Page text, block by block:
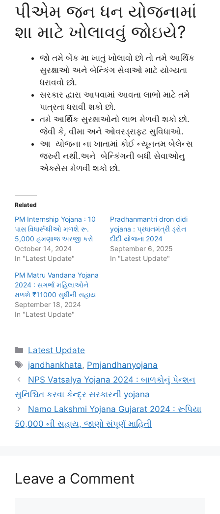
પીએમ જન ધન યોજનામાં
શા માટે ખોલાવવું જોઇયે?
જો તમે બેંક મા ખાતું ખોલાવો છો તો તમે આર્થિક
સુરક્ષાઓ અને બેન્કિંગ સેવાઓ માટે યોગ્યતા
ધરાવવો છો.
સરકાર દ્વારા આપવામાં આવતા લાભો માટે તમે
પાત્રતા ધરાવી શકો છો.
તમે આર્થિક સુરક્ષાઓનો લાભ મેળવી શકો છો.
જેવી કે, વીમા અને ઓવરડ્રાફ્ટ સુવિધાઓ.
આ યોજના ના ખાતામાં કોઈ ન્યૂનતમ બેલેન્સ
જરુરી નથી.અને બેન્કિંગની બધી સેવાઓનુ
એક્સેસ મેળવી શકો છો.
Related
PM Internship Yojana : 10
પાસ વિધાર્રૂથીઓ મળશે રૂ.
5,000 હમણાજ અરજી કરો
October 14, 2024
In "Latest Update"
Pradhanmantri dron didi
yojana : પ્રધાનમંત્રી ડ્રોન
દીદી યોજના 2024
September 6, 2025
In "Latest Update"
PM Matru Vandana Yojana
2024 : સગર્ભા મહિલાઓને
મળશે ₹11000 સુધીની સહાય
September 18, 2024
In "Latest Update"
Categories
Latest Update
Tags
jandhankhata, Pmjandhanyojana
NPS Vatsalya Yojana 2024 : બાળકોનું પેન્શન
સુનિશ્ચિત કરવા કેન્દ્ર સરકારની yojana
Namo Lakshmi Yojana Gujarat 2024 : રૂપિયા
50,000 ની સહાય, જાણો સંપૂર્ણ માહિતી
Leave a Comment